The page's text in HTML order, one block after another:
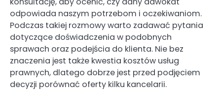
odpowiada naszym potrzebom i oczekiwaniom.
Podczas takiej rozmowy warto zadawać pytania
dotyczące doświadczenia w podobnych
sprawach oraz podejścia do klienta. Nie bez
znaczenia jest także kwestia kosztów usług
prawnych, dlatego dobrze jest przed podjęciem
decyzji porównać oferty kilku kancelarii.